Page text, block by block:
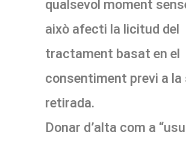
qualsevol moment
això afecti la licitud del
tractament basat en el
consentiment previ a la
retirada.
Donar d’alta com a